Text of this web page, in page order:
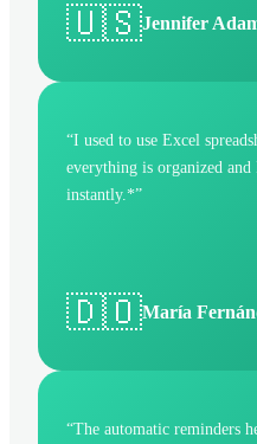
🇺🇸Jennifer
“I used to use Excel
everything is organized and
instantly.*”
🇩🇴María
“The automatic reminders